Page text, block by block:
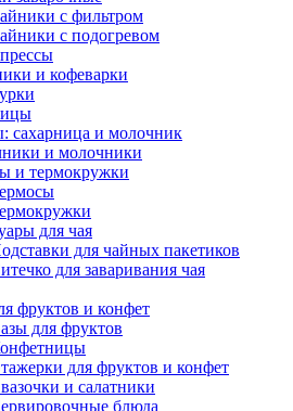
с фильтром
с подогревом
и кофеварки
сахарница и молочник
и молочники
и термокружки
для чая
для чайных пакетиков
для заваривания чая
фруктов и конфет
для фруктов
для фруктов и конфет
и салатники
блюда